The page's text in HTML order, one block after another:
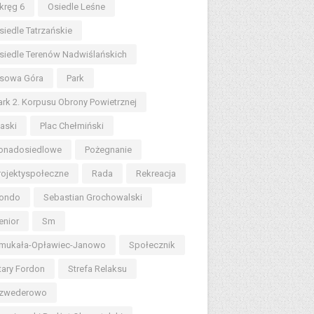
6 Osiedle Leśne
Tatrzańskie
Terenów Nadwiślańskich
Góra Park
2. Korpusu Obrony Powietrznej
Plac Chełmiński
Pożegnanie
Rada Rekreacja
Sebastian Grochowalski
Sm
Opławiec-Janowo Społecznik
Fordon Strefa Relaksu